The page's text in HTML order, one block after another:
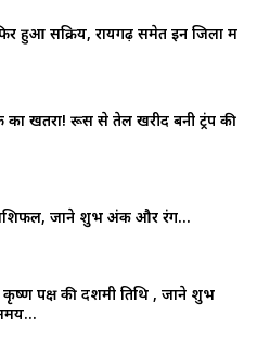
हुआ सक्रिय, रायगढ़ समेत इन जिलों में
का खतरा! रूस से तेल खरीद बनी ट्रंप की
जाने शुभ अंक और रंग…
पक्ष की दशमी तिथि , जाने शुभ